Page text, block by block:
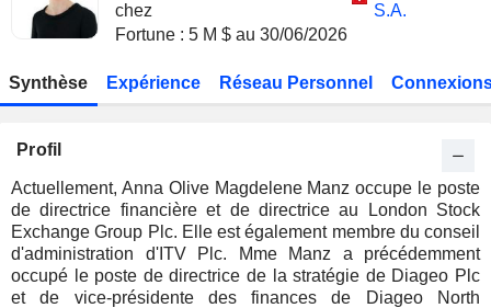
chez
S.A.
Fortune : 5 M $ au 30/06/2026
Synthèse Expérience Réseau Personnel
Profil
Actuellement, Anna Olive Magdelene Manz occupe le poste
de directrice financière et de directrice au London Stock
Exchange Group Plc. Elle est également membre du conseil
d'administration d'ITV Plc. Mme Manz a précédemment
occupé le poste de directrice de la stratégie de Diageo Plc
et de vice-présidente des finances de Diageo North